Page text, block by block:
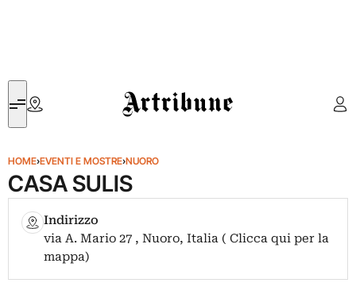
Artribune
HOME›EVENTI E MOSTRE›NUORO
CASA SULIS
Indirizzo
via A. Mario 27 , Nuoro, Italia ( Clicca qui per la
mappa)